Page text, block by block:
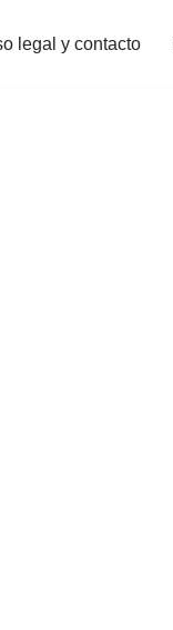
legal y contacto